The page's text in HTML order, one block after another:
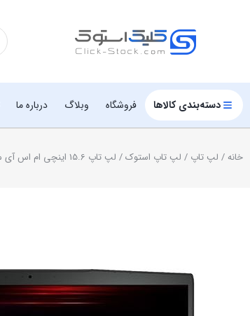
دسته‌بندی کالاها فروشگاه وبلاگ درباره ما
خانه/ لپ تاپ / لپ تاپ استوک/ لپ تاپ 15.6 اینچی ام اس آی مدل MSI GF63 I5-1240H 8GB 512SSD GTX 4050 6GB